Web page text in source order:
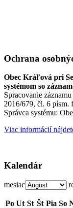
Ochrana
Obec Kráľová pri
systémom so
Spracovanie
2016/679, čl. 6 písm.
Správca systému:
Viac informácií
Kalendár
mesiac
Po Ut St Št Pia So